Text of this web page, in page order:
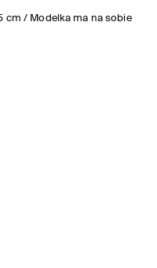
cm / Modelka ma na sobie